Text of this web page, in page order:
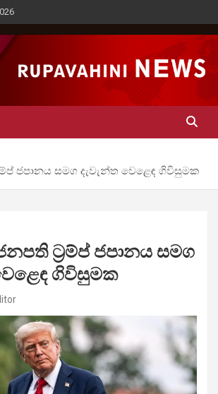
News
ජපානය සමග දැවැන්ත වෙළෙඳ ගිවිසුමක
ට්‍රම්ප් ජපානය සමග
ගිවිසුමක